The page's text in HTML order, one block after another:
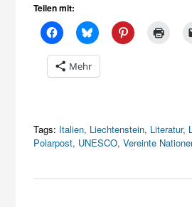
Teilen mit:
Mehr
Tags: Italien, Liechtenstein, Literatur,
Polarpost, UNESCO,Vereinte